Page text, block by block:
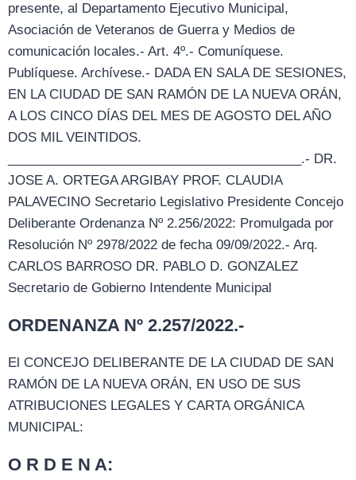
presente, al Departamento Ejecutivo Municipal,
Asociación de Veteranos de Guerra y Medios de
comunicación locales.- Art. 4º.- Comuníquese.
Publíquese. Archívese.- DADA EN SALA DE SESIONES,
EN LA CIUDAD DE SAN RAMÓN DE LA NUEVA ORÁN,
A LOS CINCO DÍAS DEL MES DE AGOSTO DEL AÑO
DOS MIL VEINTIDOS.
_________________________________________.- DR.
JOSE A. ORTEGA ARGIBAY PROF. CLAUDIA
PALAVECINO Secretario Legislativo Presidente Concejo
Deliberante Ordenanza Nº 2.256/2022: Promulgada por
Resolución Nº 2978/2022 de fecha 09/09/2022.- Arq.
CARLOS BARROSO DR. PABLO D. GONZALEZ
Secretario de Gobierno Intendente Municipal
ORDENANZA Nº 2.257/2022.-
El CONCEJO DELIBERANTE DE LA CIUDAD DE SAN
RAMÓN DE LA NUEVA ORÁN, EN USO DE SUS
ATRIBUCIONES LEGALES Y CARTA ORGÁNICA
MUNICIPAL:
O R D E N A: